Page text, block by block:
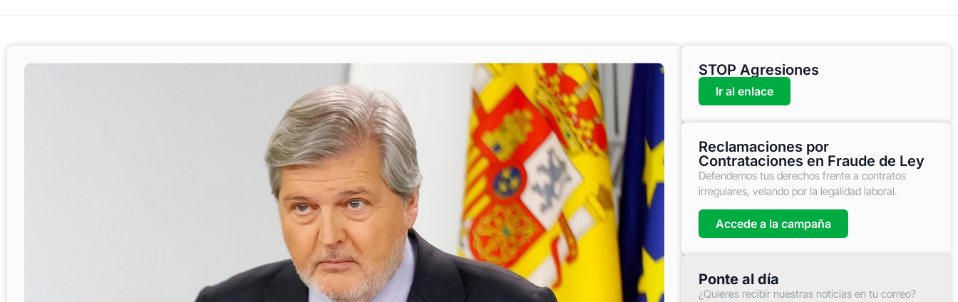
STOP Agresiones
Ir al enlace
Reclamaciones por
Contrataciones en Fraude de Ley
Defendemos tus derechos frente a contratos
irregulares, velando por la legalidad laboral.
Accede a la campaña
Ponte al día
¿Quieres recibir nuestras noticias en tu correo?